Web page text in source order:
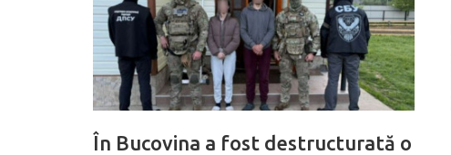
În Bucovina a fost destructurată o